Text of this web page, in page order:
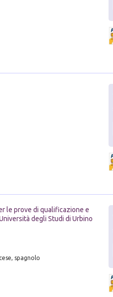
le prove di qualificazione e
degli Studi di Urbino
spagnolo